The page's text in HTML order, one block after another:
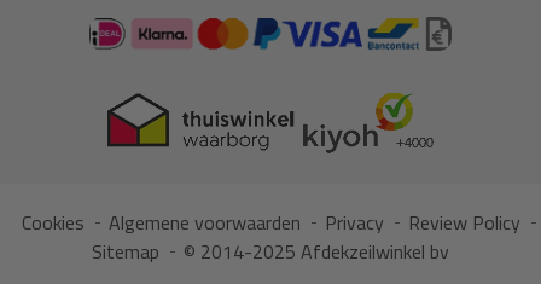
Cookies Algemene voorwaarden Privacy
Review Policy
Sitemap
© 2014-2025 Afdekzeilwinkel bv